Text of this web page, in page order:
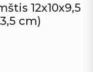
12x10x9,5
cm)